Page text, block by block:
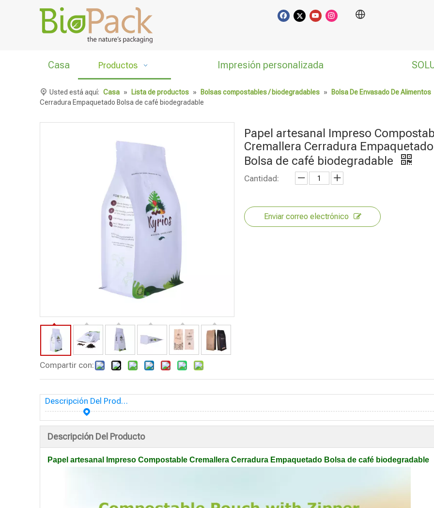
Casa Productos Impresión personalizada
Usted está aquí: Casa » Lista de productos » Bolsas compostables / biodegradables »
Bolsa De Envasado De Alimentos
Cerradura Empaquetado Bolsa de café biodegradable
Compartir con:
Papel artesanal Impreso
Cremallera Cerradura Empaquetado
Bolsa de café biodegradable
Cantidad:
Enviar correo electrónico
Descripción Del Producto
Descripción Del Producto
Papel artesanal Impreso Compostable Cremallera Cerradura Empaquetado Bolsa de café biodegradable